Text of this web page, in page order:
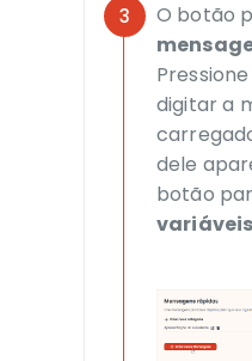
O botão
digitar a
dele
botão
variáveis